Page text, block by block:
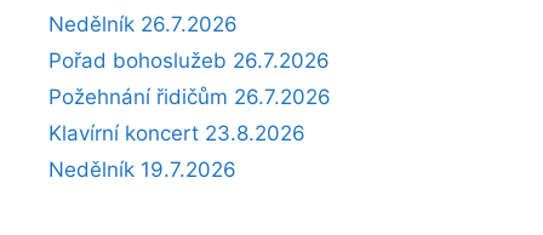
Nedělník 26.7.2026
Pořad bohoslužeb 26.7.2026
Požehnání řidičům 26.7.2026
Klavírní koncert 23.8.2026
Nedělník 19.7.2026